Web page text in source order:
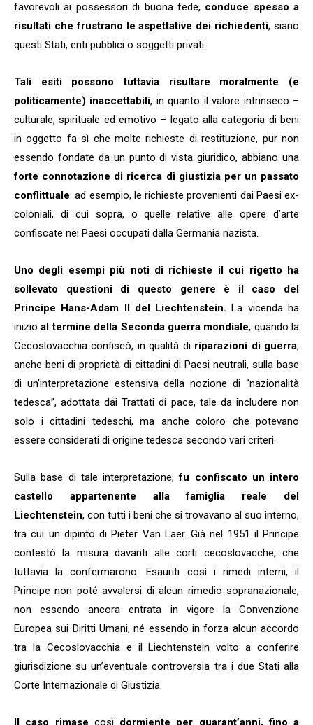
favorevoli ai possessori di buona fede, conduce spesso a
risultati che frustrano le aspettative dei richiedenti, siano
questi Stati, enti pubblici o soggetti privati.
Tali esiti possono tuttavia risultare moralmente (e
politicamente) inaccettabili, in quanto il valore intrinseco –
culturale, spirituale ed emotivo – legato alla categoria di beni
in oggetto fa sì che molte richieste di restituzione, pur non
essendo fondate da un punto di vista giuridico, abbiano una
forte connotazione di ricerca di giustizia per un passato
conflittuale: ad esempio, le richieste provenienti dai Paesi ex-
coloniali, di cui sopra, o quelle relative alle opere d’arte
confiscate nei Paesi occupati dalla Germania nazista.
Uno degli esempi più noti di richieste il cui rigetto ha
sollevato questioni di questo genere è il caso del
Principe Hans-Adam II del Liechtenstein. La vicenda ha
inizioal termine della Seconda guerra mondiale, quando la
Cecoslovacchia confiscò, in qualità di riparazioni di guerra,
anche beni di proprietà di cittadini di Paesi neutrali, sulla base
di un’interpretazione estensiva della nozione di “nazionalità
tedesca”, adottata dai Trattati di pace, tale da includere non
solo i cittadini tedeschi, ma anche coloro che potevano
essere considerati di origine tedesca secondo vari criteri.
Sulla base di tale interpretazione,fu confiscato un intero
castello appartenente alla famiglia reale del
Liechtenstein, con tutti i beni che si trovavano al suo interno,
tra cui un dipinto di Pieter Van Laer. Già nel 1951 il Principe
contestò la misura davanti alle corti cecoslovacche, che
tuttavia la confermarono. Esauriti così i rimedi interni, il
Principe non poté avvalersi di alcun rimedio sopranazionale,
non essendo ancora entrata in vigore la Convenzione
Europea sui Diritti Umani, né essendo in forza alcun accordo
tra la Cecoslovacchia e il Liechtenstein volto a conferire
giurisdizione su un’eventuale controversia tra i due Stati alla
Corte Internazionale di Giustizia.
Il caso rimase così dormiente per quarant’anni, fino a